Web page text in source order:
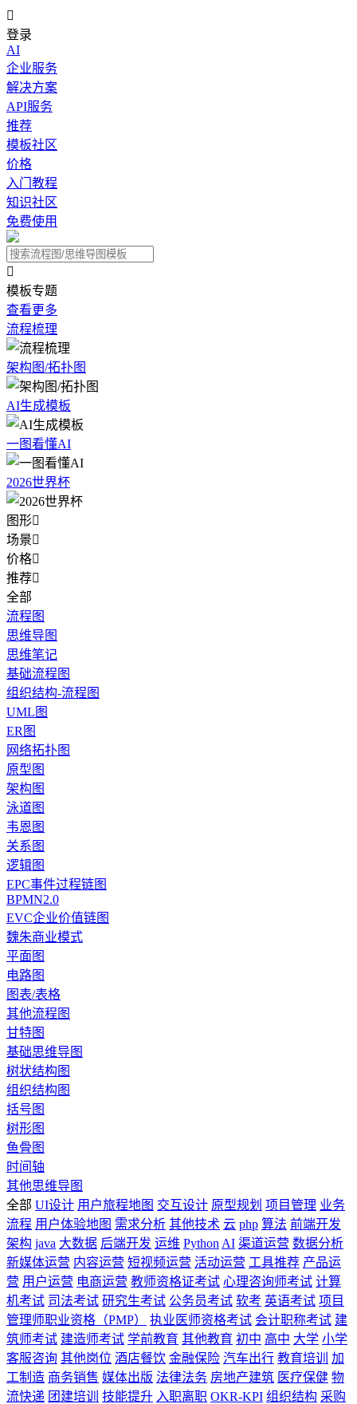

登录
AI
企业服务
解决方案
API服务
推荐
模板社区
价格
入门教程
知识社区
免费使用

模板专题
查看更多
流程梳理
架构图/拓扑图
AI生成模板
一图看懂AI
2026世界杯
图形
场景
价格
推荐
全部
流程图
思维导图
思维笔记
基础流程图
组织结构-流程图
UML图
ER图
网络拓扑图
原型图
架构图
泳道图
韦恩图
关系图
逻辑图
EPC事件过程链图
BPMN2.0
EVC企业价值链图
魏朱商业模式
平面图
电路图
图表/表格
其他流程图
甘特图
基础思维导图
树状结构图
组织结构图
括号图
树形图
鱼骨图
时间轴
其他思维导图
全部 UI设计 用户旅程地图 交互设计 原型规划 项目管理 业务
流程 用户体验地图 需求分析 其他技术 云 php 算法 前端开发
架构 java 大数据 后端开发 运维 Python AI 渠道运营 数据分析
新媒体运营 内容运营 短视频运营 活动运营 工具推荐 产品运
营 用户运营 电商运营 教师资格证考试 心理咨询师考试 计算
机考试 司法考试 研究生考试 公务员考试 软考 英语考试 项目
管理师职业资格（PMP）
执业医师资格考试 会计职称考试 建
筑师考试 建造师考试 学前教育 其他教育 初中 高中 大学 小学
客服咨询 其他岗位 酒店餐饮 金融保险 汽车出行 教育培训
加
工制造 商务销售 媒体出版 法律法务 房地产建筑 医疗保健 物
流快递 团建培训 技能提升 入职离职 OKR-KPI 组织结构 采购